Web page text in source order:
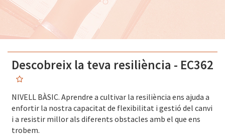
Descobreix la teva resiliència - EC362
NIVELL BÀSIC. Aprendre a cultivar la resiliència ens ajuda a
enfortir la nostra capacitat de flexibilitat i gestió del canvi
i a resistir millor als diferents obstacles amb el que ens
trobem.